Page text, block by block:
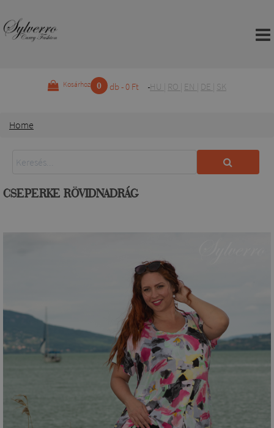
Kosárhoz 0 db - 0 Ft HU RO EN DE SK
Home
CSEPERKE RÖVIDNADRÁG